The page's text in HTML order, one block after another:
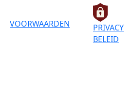
VOORWAARDEN
PRIVACY
BELEID